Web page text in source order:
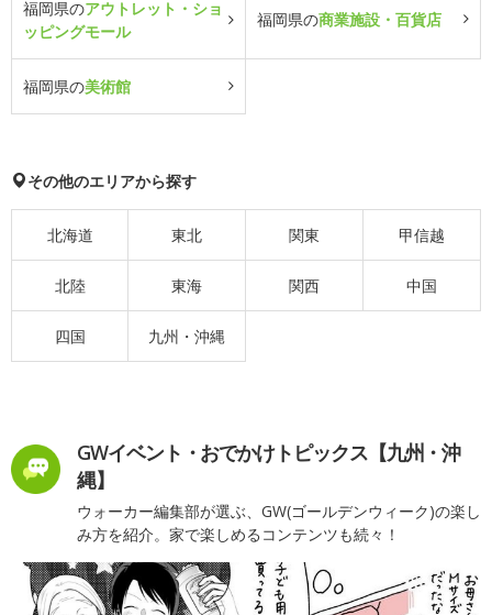
福岡県のアウトレット・ショ
ッピングモール
福岡県の商業施設・百貨店
福岡県の美術館
その他のエリアから探す
北海道 東北 関東 甲信越
北陸 東海 関西 中国
四国 九州・沖縄
GWイベント・おでかけトピックス【九州・沖
縄】
ウォーカー編集部が選ぶ、GW(ゴールデンウィーク)の楽し
み方を紹介。家で楽しめるコンテンツも続々！